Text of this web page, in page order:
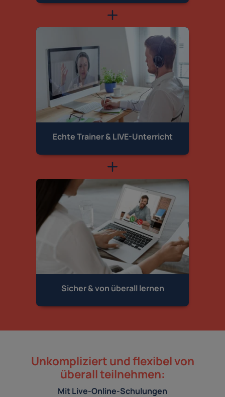
Echte Trainer & LIVE-Unterricht
Sicher & von überall lernen
Unkompliziert und flexibel von
überall teilnehmen:
Mit Live-Online-Schulungen